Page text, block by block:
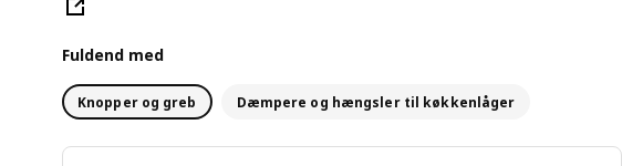
Fuldend med
Knopper og greb Dæmpere og hængsler til køkkenlåger